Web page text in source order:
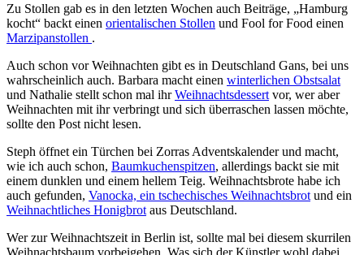
Zu Stollen gab es in den letzten Wochen auch Beiträge, „Hamburg
kocht“ backt einen orientalischen Stollen und Fool for Food einen
Marzipanstollen .
Auch schon vor Weihnachten gibt es in Deutschland Gans, bei uns
wahrscheinlich auch. Barbara macht einen winterlichen Obstsalat
und Nathalie stellt schon mal ihrWeihnachtsdessert vor, wer aber
Weihnachten mit ihr verbringt und sich überraschen lassen möchte,
sollte den Post nicht lesen.
Steph öffnet ein Türchen bei Zorras Adventskalender und macht,
wie ich auch schon, Baumkuchenspitzen, allerdings backt sie mit
einem dunklen und einem hellem Teig. Weihnachtsbrote habe ich
auch gefunden, Vanocka, ein tschechisches Weihnachtsbrot und ein
Weihnachtliches Honigbrot aus Deutschland.
Wer zur Weihnachtszeit in Berlin ist, sollte mal bei diesem skurrilen
Weihnachtsbaum vorbeigehen. Was sich der Künstler wohl dabei